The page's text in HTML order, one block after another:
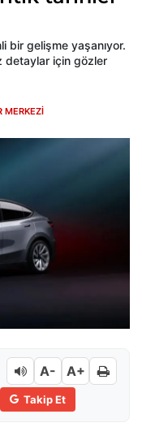
bir gelişme yaşanıyor.
detaylar için gözler
MERKEZİ
A- A+
Takip Et